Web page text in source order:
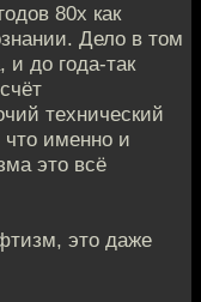
80х как
Дело в том
и до года-так
технический
именно и
это всё
это даже